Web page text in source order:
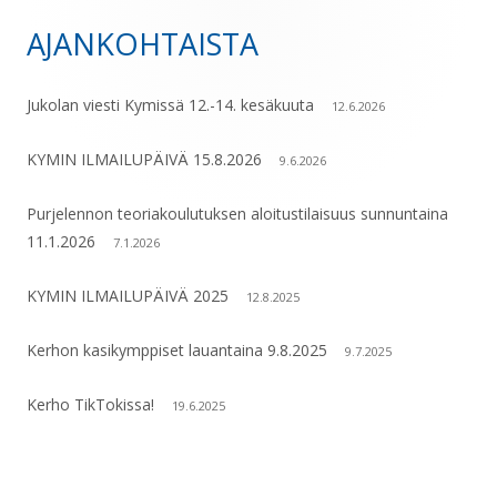
Sivupalkki
AJANKOHTAISTA
Jukolan viesti Kymissä 12.-14. kesäkuuta 12.6.2026
KYMIN ILMAILUPÄIVÄ 15.8.2026 9.6.2026
Purjelennon teoriakoulutuksen aloitustilaisuus sunnuntaina
11.1.2026
7.1.2026
KYMIN ILMAILUPÄIVÄ 2025 12.8.2025
Kerhon kasikymppiset lauantaina 9.8.2025 9.7.2025
Kerho TikTokissa! 19.6.2025